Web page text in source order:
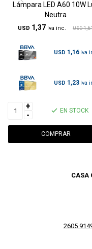
Lámpara LED A60 10W
Neutra
USD 1,37 USD
USD 1,16
USD 1,23
+
-
EN STOCK
CASA
2605